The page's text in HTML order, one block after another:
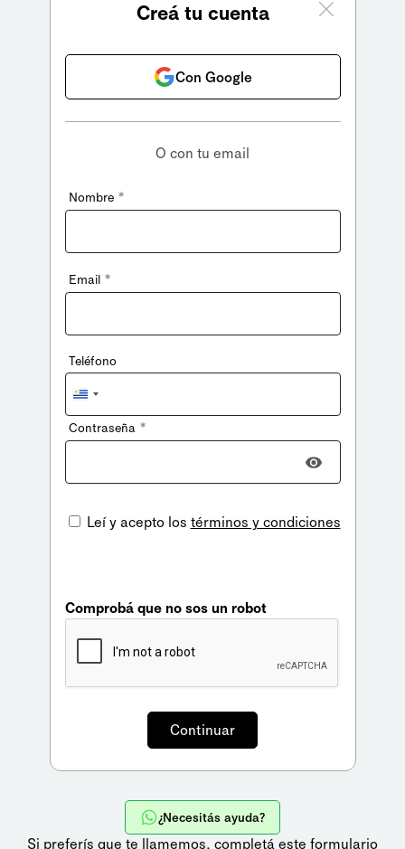
Creá tu cuenta
Con Google
O con tu email
Nombre *
Email *
Teléfono
Uruguay
+598
Contraseña *
Leí y acepto los términos y condiciones
Comprobá que no sos un robot
¿Necesitás ayuda?
Si preferís que te llamemos, completá este formulario